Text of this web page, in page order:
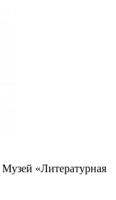
Музей «Литературная